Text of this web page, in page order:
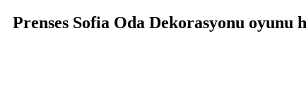
Prenses Sofia Oda Dekorasyonu oyunu